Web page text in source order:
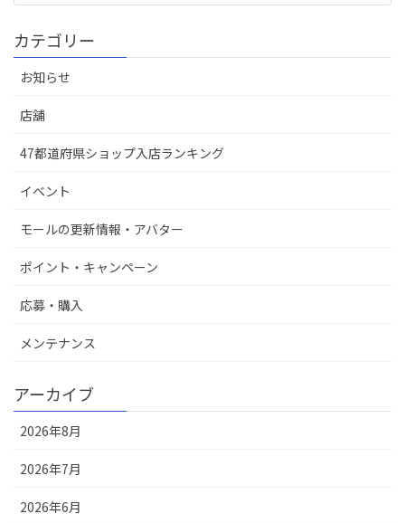
カテゴリー
お知らせ
店舖
47都道府県ショップ入店ランキング
イベント
モールの更新情報・アバター
ポイント・キャンペーン
応募・購入
メンテナンス
アーカイブ
2026年8月
2026年7月
2026年6月